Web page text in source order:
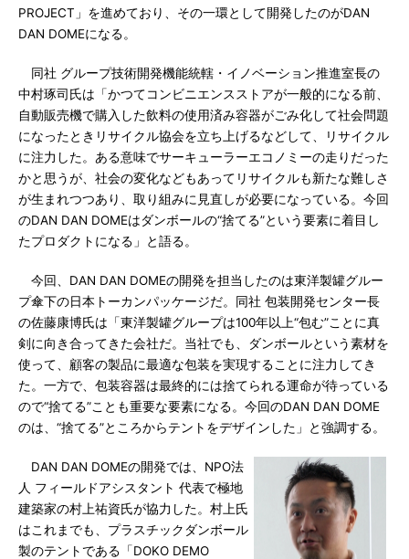
PROJECT」を進めており、その一環として開発したのがDAN
DAN DOMEになる。
同社 グループ技術開発機能統轄・イノベーション推進室長の
中村琢司氏は「かつてコンビニエンスストアが一般的になる前、
自動販売機で購入した飲料の使用済み容器がごみ化して社会問題
になったときリサイクル協会を立ち上げるなどして、リサイクル
に注力した。ある意味でサーキューラーエコノミーの走りだった
かと思うが、社会の変化などもあってリサイクルも新たな難しさ
が生まれつつあり、取り組みに見直しが必要になっている。今回
のDAN DAN DOMEはダンボールの“捨てる”という要素に着目し
たプロダクトになる」と語る。
今回、DAN DAN DOMEの開発を担当したのは東洋製罐グルー
プ傘下の日本トーカンパッケージだ。同社 包装開発センター長
の佐藤康博氏は「東洋製罐グループは100年以上“包む”ことに真
剣に向き合ってきた会社だ。当社でも、ダンボールという素材を
使って、顧客の製品に最適な包装を実現することに注力してき
た。一方で、包装容器は最終的には捨てられる運命が待っている
ので“捨てる”ことも重要な要素になる。今回のDAN DAN DOME
のは、“捨てる”ところからテントをデザインした」と強調する。
DAN DAN DOMEの開発では、NPO法
人 フィールドアシスタント 代表で極地
建築家の村上祐資氏が協力した。村上氏
はこれまでも、プラスチックダンボール
製のテントである「DOKO DEMO